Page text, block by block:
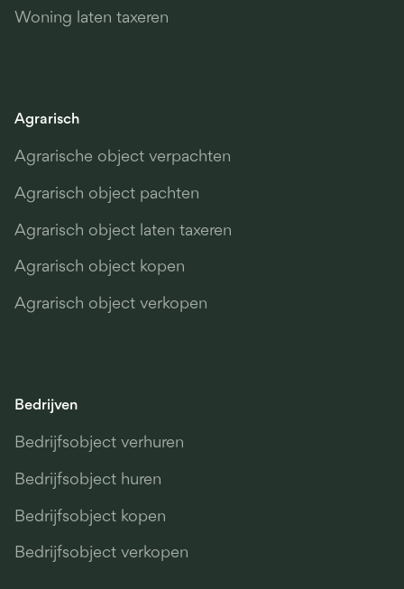
Woning laten taxeren
Agrarisch
Agrarische object verpachten
Agrarisch object pachten
Agrarisch object laten taxeren
Agrarisch object kopen
Agrarisch object verkopen
Bedrijven
Bedrijfsobject verhuren
Bedrijfsobject huren
Bedrijfsobject kopen
Bedrijfsobject verkopen